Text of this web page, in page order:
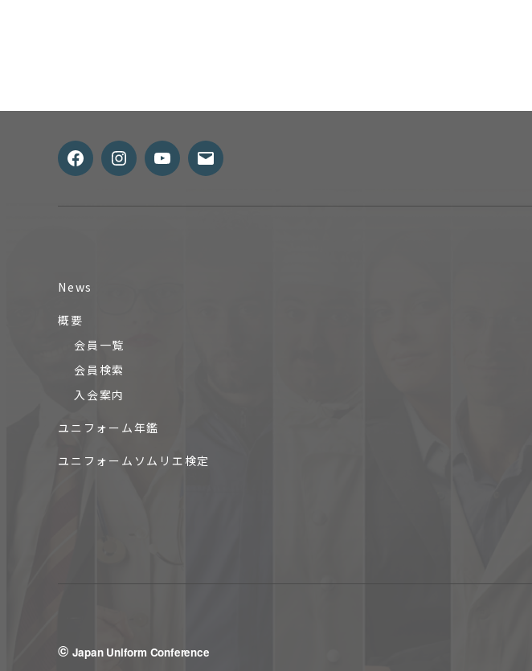
FacebookInstagramYoutubeメ
News
概要
会員一覧
会員検索
入会案内
ユニフォーム年鑑
ユニフォームソムリエ検定
© Japan Uniform Conference